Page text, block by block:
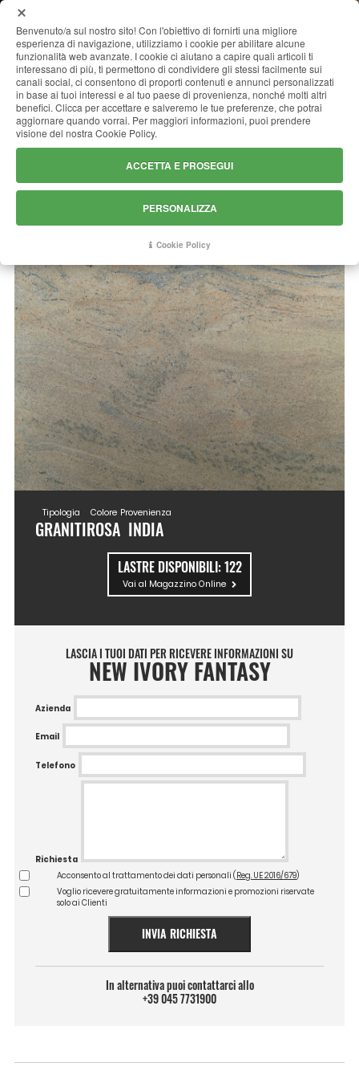
NEW IVORY FANTASY
Tipologia
GRANITI
Colore
ROSA
Provenienza
INDIA
LASTRE DISPONIBILI:122
Vai al Magazzino Online
LASCIA I TUOI DATI PER RICEVERE INFORMAZIONI SU
NEW IVORY FANTASY
Azienda
Email
Telefono
Richiesta
Acconsento al trattamento dei dati personali ( Reg. UE 2016/679)
Voglio ricevere gratuitamente informazioni e promozioni riservate
solo ai Clienti
INVIA RICHIESTA
In alternativa puoi contattarci allo
+39 045 7731900
Benvenuto/a sul nostro sito! Con l'obiettivo di fornirti una migliore
esperienza di navigazione, utilizziamo i cookie per abilitare alcune
funzionalità web avanzate. I cookie ci aiutano a capire quali articoli ti
interessano di più, ti permettono di condividere gli stessi facilmente sui
canali social, ci consentono di proporti contenuti e annunci personalizzati
in base ai tuoi interessi e al tuo paese di provenienza, nonché molti altri
benefici. Clicca per accettare e salveremo le tue preferenze, che potrai
aggiornare quando vorrai. Per maggiori informazioni, puoi prendere
visione del nostra Cookie Policy.
ACCETTA E PROSEGUI
PERSONALIZZA
Cookie Policy